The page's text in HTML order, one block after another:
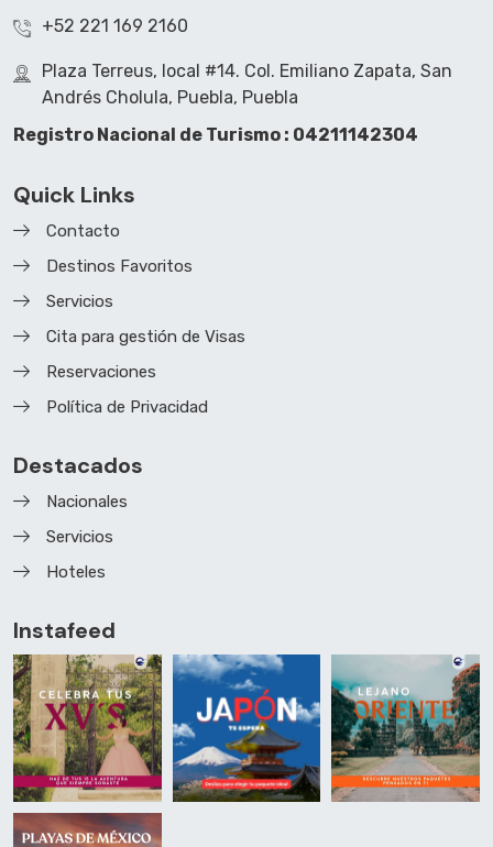
+52 221 169 2160
Plaza Terreus, local #14. Col. Emiliano Zapata, San
Andrés Cholula, Puebla, Puebla
Registro Nacional de Turismo : 04211142304
Quick Links
Contacto
Destinos Favoritos
Servicios
Cita para gestión de Visas
Reservaciones
Política de Privacidad
Destacados
Nacionales
Servicios
Hoteles
Instafeed